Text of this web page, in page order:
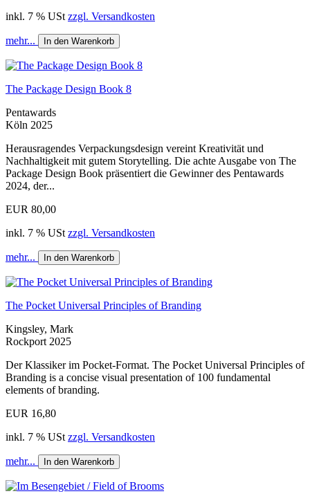
inkl. 7 % USt zzgl. Versandkosten
mehr... In den Warenkorb
The Package Design Book 8
Pentawards
Köln 2025
Herausragendes Verpackungsdesign vereint Kreativität und
Nachhaltigkeit mit gutem Storytelling. Die achte Ausgabe von The
Package Design Book präsentiert die Gewinner des Pentawards
2024, der...
EUR 80,00
inkl. 7 % USt zzgl. Versandkosten
mehr... In den Warenkorb
The Pocket Universal Principles of Branding
Kingsley, Mark
Rockport 2025
Der Klassiker im Pocket-Format. The Pocket Universal Principles of
Branding is a concise visual presentation of 100 fundamental
elements of branding.
EUR 16,80
inkl. 7 % USt zzgl. Versandkosten
mehr... In den Warenkorb